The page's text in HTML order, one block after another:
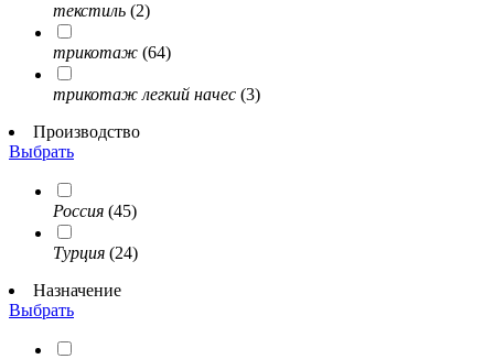
текстиль (2)
трикотаж (64)
трикотаж легкий начес (3)
Производство
Выбрать
Россия (45)
Турция (24)
Назначение
Выбрать